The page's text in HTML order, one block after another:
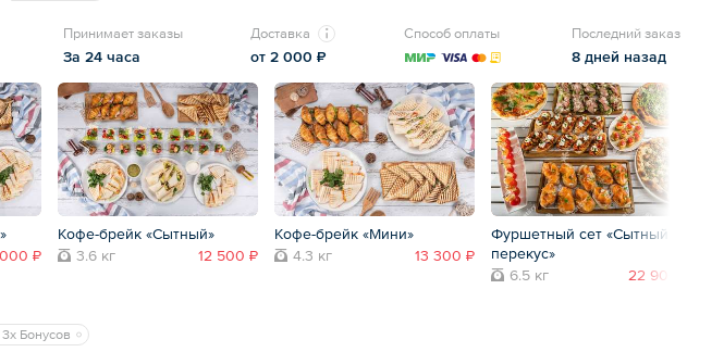
Принимает заказы
За 24 часа
Доставка
от 2 000 ₽
Способ оплаты Последний заказ
8 дней назад
₽
Кофе-брейк «Сытный»
3.6 кг
12 500 ₽
Кофе-брейк «Мини»
4.3 кг
13 300 ₽
Фуршетный сет «Сытный
перекус»
6.5 кг
22 900 ₽
3x Бонусов